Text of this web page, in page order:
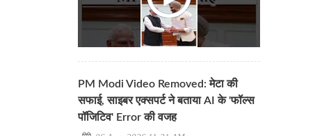
PM Modi Video Removed: मेटा की
सफाई, साइबर एक्सपर्ट ने बताया AI के 'फॉल्स
पॉजिटिव' Error की वजह